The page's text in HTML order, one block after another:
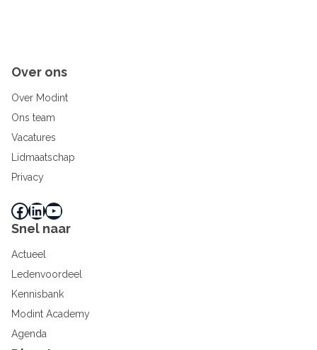
Over ons
Over Modint
Ons team
Vacatures
Lidmaatschap
Privacy
Facebook LinkedIn YouTube
Snel naar
Actueel
Ledenvoordeel
Kennisbank
Modint Academy
Agenda